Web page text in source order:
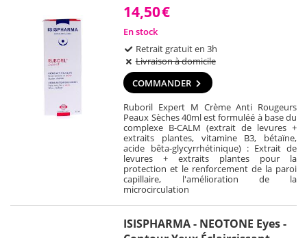
14,50€
En stock
Retrait gratuit en 3h
Livraison à domicile
COMMANDER
Ruboril Expert M Crème Anti Rougeurs
Peaux Sèches 40ml est formuléé à base du
complexe B-CALM (extrait de levures +
extraits plantes, vitamine B3, bétaïne,
acide bêta-glycyrrhétinique) : Extrait de
levures + extraits plantes pour la
protection et le renforcement de la paroi
capillaire, l'amélioration de la
microcirculation
ISISPHARMA - NEOTONE Eyes -